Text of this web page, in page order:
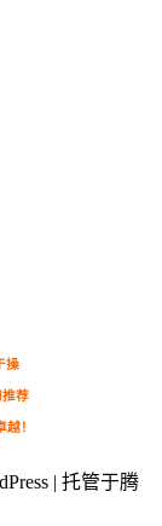
操
荐
！
| 托管于腾